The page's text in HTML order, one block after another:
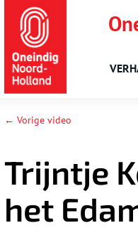
← Vorige video
Trijntje
het